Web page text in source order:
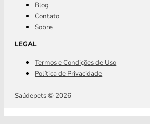
Blog
Contato
Sobre
LEGAL
Termos e Condições de Uso
Política de Privacidade
Saúdepets © 2026